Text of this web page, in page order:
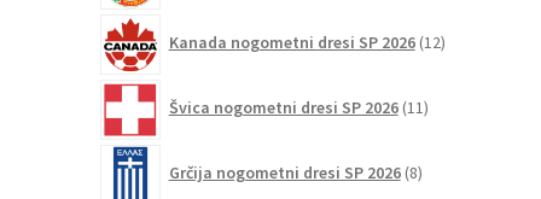
Kanada nogometni dresi SP 2026 12izdelkov
Švica nogometni dresi SP 2026 11izdelkov
Grčija nogometni dresi SP 2026 8izdelkov